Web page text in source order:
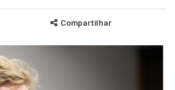
Compartilhar